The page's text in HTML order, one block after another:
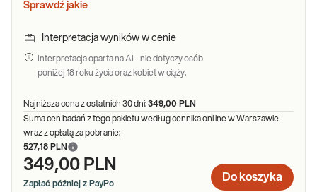
Sprawdź jakie
Interpretacja wyników w cenie
Interpretacja oparta na AI - nie dotyczy osób
poniżej 18 roku życia oraz kobiet w ciąży.
Najniższa cena z ostatnich 30 dni:349,00 PLN
Suma cen badań z tego pakietu według cennika online w Warszawie
wraz z opłatą za pobranie:
527,18 PLN
349,00 PLN
Zapłać później z PayPo
Do koszyka